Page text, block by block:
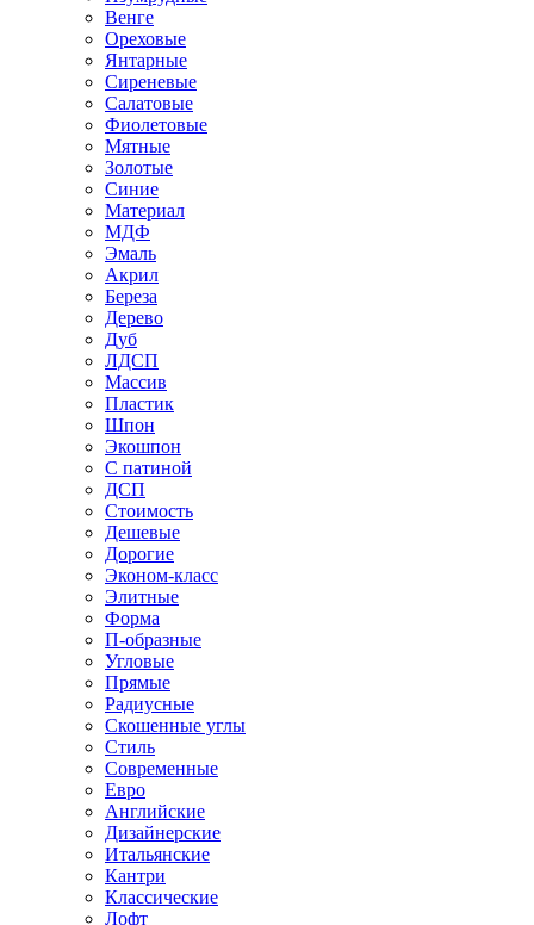
Венге
Ореховые
Янтарные
Сиреневые
Салатовые
Фиолетовые
Мятные
Золотые
Синие
Материал
МДФ
Эмаль
Акрил
Береза
Дерево
Дуб
ЛДСП
Массив
Пластик
Шпон
Экошпон
С патиной
ДСП
Стоимость
Дешевые
Дорогие
Эконом-класс
Элитные
Форма
П-образные
Угловые
Прямые
Радиусные
Скошенные углы
Стиль
Современные
Евро
Английские
Дизайнерские
Итальянские
Кантри
Классические
Лофт